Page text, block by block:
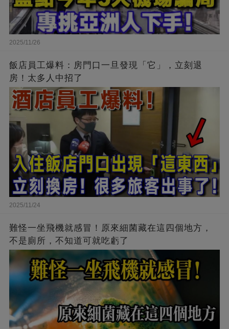
2025/11/26
飯店員工爆料：房門口一旦發現「它」，立刻退
房！太多人中招了
2025/11/24
難怪一坐飛機就感冒！原來細菌藏在這四個地方，
不是廁所，不知道可就吃虧了